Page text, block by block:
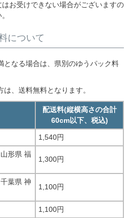
お受けできない場合がございますの
について
となる場合は、県別のゆうパック料
、送料無料となります。
配送料(縦横高さの合計
60cm以下、税込)
1,540円
形県 福
1,300円
葉県 神
1,100円
1,100円